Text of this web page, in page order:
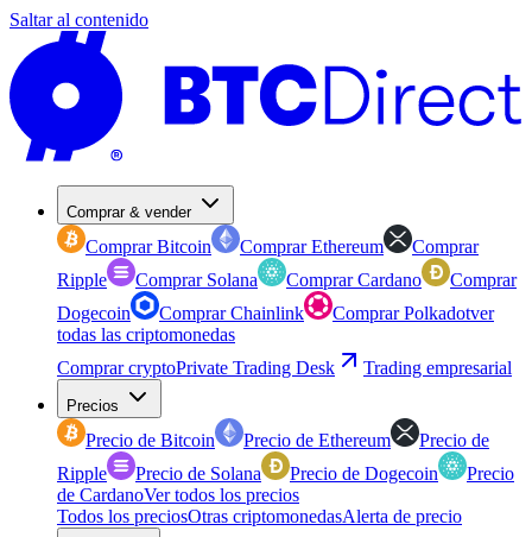
Saltar al contenido
Comprar & vender
Comprar Bitcoin Comprar Ethereum
Comprar
Ripple
Comprar Solana Comprar Cardano
Comprar
Dogecoin
Comprar Chainlink Comprar Polkadotver
todas las criptomonedas
Comprar cryptoPrivate Trading Desk Trading empresarial
Precios
Precio de Bitcoin Precio de Ethereum
Precio de
Ripple
Precio de Solana Precio de Dogecoin
Precio
de CardanoVer todos los precios
Todos los preciosOtras criptomonedasAlerta de precio